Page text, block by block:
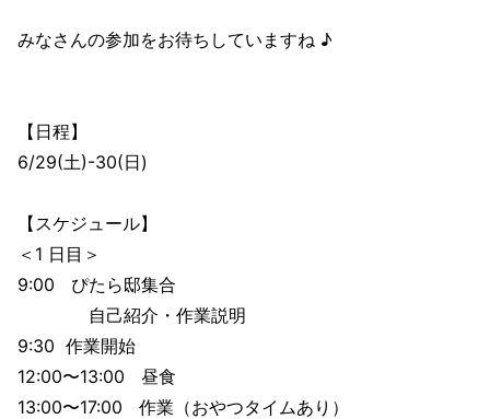
みなさんの参加をお待ちしていますね ♪
【日程】
6/29(土)-30(日)
【スケジュール】
＜1 日目＞
9:00 ぴたら邸集合
自己紹介・作業説明
9:30 作業開始
12:00〜13:00 昼食
13:00〜17:00 作業（おやつタイムあり）